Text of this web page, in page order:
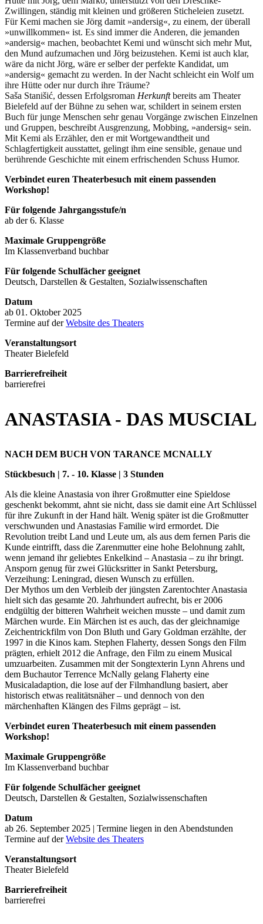
Zwillingen, ständig mit kleinen und größeren Sticheleien zusetzt.
Für Kemi machen sie Jörg damit »andersig«, zu einem, der überall
»unwillkommen« ist. Es sind immer die Anderen, die jemanden
»andersig« machen, beobachtet Kemi und wünscht sich mehr Mut,
den Mund aufzumachen und Jörg beizustehen. Kemi ist auch klar,
wäre da nicht Jörg, wäre er selber der perfekte Kandidat, um
»andersig« gemacht zu werden. In der Nacht schleicht ein Wolf um
ihre Hütte oder nur durch ihre Träume?
Saša Stanišić, dessen Erfolgsroman Herkunftbereits am Theater
Bielefeld auf der Bühne zu sehen war, schildert in seinem ersten
Buch für junge Menschen sehr genau Vorgänge zwischen Einzelnen
und Gruppen, beschreibt Ausgrenzung, Mobbing, »andersig« sein.
Mit Kemi als Erzähler, den er mit Wortgewandtheit und
Schlagfertigkeit ausstattet, gelingt ihm eine sensible, genaue und
berührende Geschichte mit einem erfrischenden Schuss Humor.
Verbindet euren Theaterbesuch mit einem passenden
Workshop!
Für folgende Jahrgangsstufe/n
ab der 6. Klasse
Maximale Gruppengröße
Im Klassenverband buchbar
Für folgende Schulfächer geeignet
Deutsch, Darstellen & Gestalten, Sozialwissenschaften
Datum
ab 01. Oktober 2025
Termine auf derWebsite des Theaters
Veranstaltungsort
Theater Bielefeld
Barrierefreiheit
barrierefrei
ANASTASIA - DAS MUSCIAL
NACH DEM BUCH VON TARANCE MCNALLY
Stückbesuch | 7. - 10. Klasse | 3 Stunden
Als die kleine Anastasia von ihrer Großmutter eine Spieldose
geschenkt bekommt, ahnt sie nicht, dass sie damit eine Art Schlüssel
für ihre Zukunft in der Hand hält. Wenig später ist die Großmutter
verschwunden und Anastasias Familie wird ermordet. Die
Revolution treibt Land und Leute um, als aus dem fernen Paris die
Kunde eintrifft, dass die Zarenmutter eine hohe Belohnung zahlt,
wenn jemand ihr geliebtes Enkelkind – Anastasia – zu ihr bringt.
Ansporn genug für zwei Glücksritter in Sankt Petersburg,
Verzeihung: Leningrad, diesen Wunsch zu erfüllen.
Der Mythos um den Verbleib der jüngsten Zarentochter Anastasia
hielt sich das gesamte 20. Jahrhundert aufrecht, bis er 2006
endgültig der bitteren Wahrheit weichen musste – und damit zum
Märchen wurde. Ein Märchen ist es auch, das der gleichnamige
Zeichentrickfilm von Don Bluth und Gary Goldman erzählte, der
1997 in die Kinos kam. Stephen Flaherty, dessen Songs den Film
prägten, erhielt 2012 die Anfrage, den Film zu einem Musical
umzuarbeiten. Zusammen mit der Songtexterin Lynn Ahrens und
dem Buchautor Terrence McNally gelang Flaherty eine
Musicaladaption, die lose auf der Filmhandlung basiert, aber
historisch etwas realitätsnäher – und dennoch von den
märchenhaften Klängen des Films geprägt – ist.
Verbindet euren Theaterbesuch mit einem passenden
Workshop!
Maximale Gruppengröße
Im Klassenverband buchbar
Für folgende Schulfächer geeignet
Deutsch, Darstellen & Gestalten, Sozialwissenschaften
Datum
ab 26. September 2025 | Termine liegen in den Abendstunden
Termine auf derWebsite des Theaters
Veranstaltungsort
Theater Bielefeld
Barrierefreiheit
barrierefrei